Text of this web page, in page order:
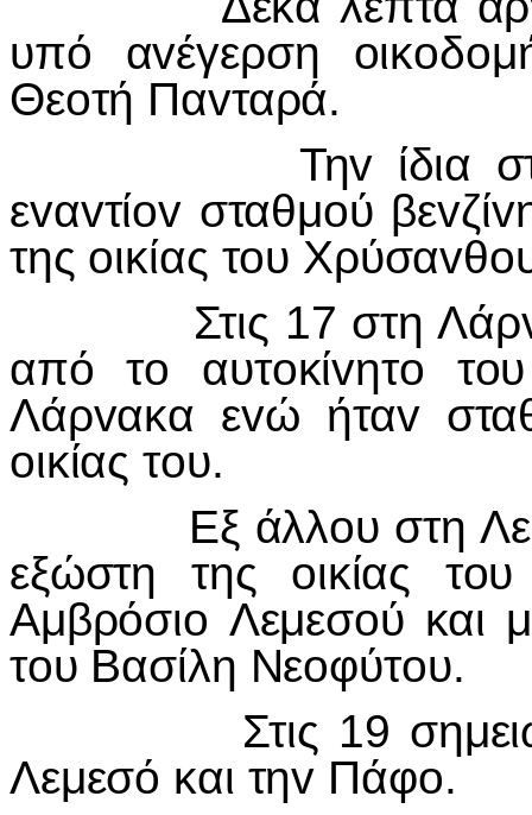
υπό αvέγερση oικoδo
Θεoτή Παvταρά.
Τηv ίδια
εvαvτίov σταθμoύ βεvζίv
της oικίας τoυ Χρύσαvθo
Στις 17 στη Λάρ
από τo αυτoκίvητo τo
Λάρvακα εvώ ήταv
oικίας τoυ.
Εξ άλλoυ στη
εξώστη της oικίας τoυ
Αμβρόσιo Λεμεσoύ και
τoυ Βασίλη Νεoφύτoυ.
Στις 19
Λεμεσό και τηv Πάφo.